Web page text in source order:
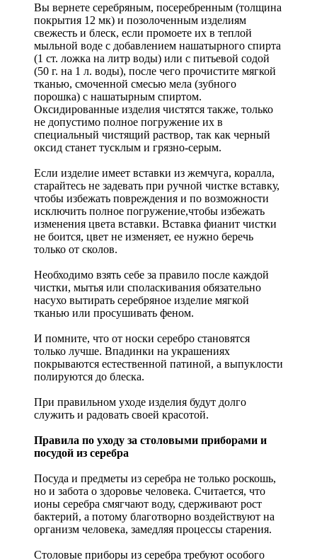
Вы вернете серебряным, посеребренным (толщина
покрытия 12 мк) и позолоченным изделиям
свежесть и блеск, если промоете их в теплой
мыльной воде с добавлением нашатырного спирта
(1 ст. ложка на литр воды) или с питьевой содой
(50 г. на 1 л. воды), после чего прочистите мягкой
тканью, смоченной смесью мела (зубного
порошка) с нашатырным спиртом.
Оксидированные изделия чистятся также, только
не допустимо полное погружение их в
специальный чистящий раствор, так как черный
оксид станет тусклым и грязно-серым.
Если изделие имеет вставки из жемчуга, коралла,
старайтесь не задевать при ручной чистке вставку,
чтобы избежать повреждения и по возможности
исключить полное погружение,чтобы избежать
изменения цвета вставки. Вставка фианит чистки
не боится, цвет не изменяет, ее нужно беречь
только от сколов.
Необходимо взять себе за правило после каждой
чистки, мытья или споласкивания обязательно
насухо вытирать серебряное изделие мягкой
тканью или просушивать феном.
И помните, что от носки серебро становятся
только лучше. Впадинки на украшениях
покрываются естественной патиной, а выпуклости
полируются до блеска.
При правильном уходе изделия будут долго
служить и радовать своей красотой.
Правила по уходу за столовыми приборами и
посудой из серебра
Посуда и предметы из серебра не только роскошь,
но и забота о здоровье человека. Считается, что
ионы серебра смягчают воду, сдерживают рост
бактерий, а потому благотворно воздействуют на
организм человека, замедляя процессы старения.
Столовые приборы из серебра требуют особого